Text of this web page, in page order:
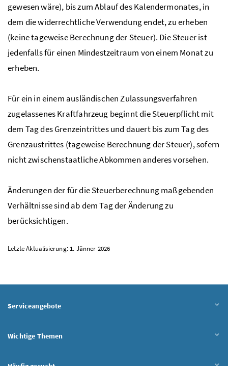
gewesen wäre), bis zum Ablauf des Kalendermonates, in
dem die widerrechtliche Verwendung endet, zu erheben
(keine tageweise Berechnung der Steuer). Die Steuer ist
jedenfalls für einen Mindestzeitraum von einem Monat zu
erheben.
Für ein in einem ausländischen Zulassungsverfahren
zugelassenes Kraftfahrzeug beginnt die Steuerpflicht mit
dem Tag des Grenzeintrittes und dauert bis zum Tag des
Grenzaustrittes (tageweise Berechnung der Steuer), sofern
nicht zwischenstaatliche Abkommen anderes vorsehen.
Änderungen der für die Steuerberechnung maßgebenden
Verhältnisse sind ab dem Tag der Änderung zu
berücksichtigen.
Letzte Aktualisierung: 1. Jänner 2026
Serviceangebote
Wichtige Themen